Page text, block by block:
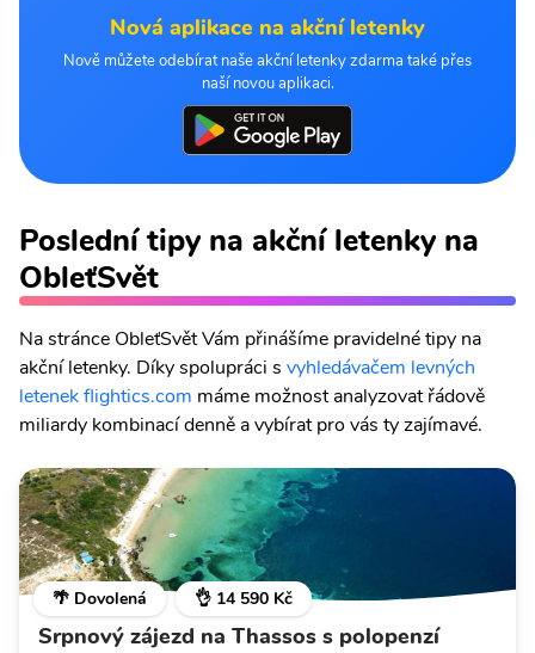
Nová aplikace na akční letenky
Nově můžete odebírat naše akční letenky zdarma také přes
naší novou aplikaci.
Poslední tipy na akční letenky na
ObleťSvět
Na stránce ObleťSvět Vám přinášíme pravidelné tipy na
akční letenky. Díky spolupráci s vyhledávačem levných
letenek flightics.com máme možnost analyzovat řádově
miliardy kombinací denně a vybírat pro vás ty zajímavé.
🌴 Dovolená 👌 14 590 Kč
Srpnový zájezd na Thassos s polopenzí